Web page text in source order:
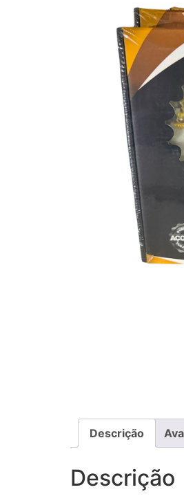
Descrição
Descrição